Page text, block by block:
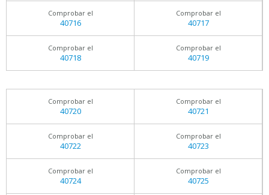
Comprobar el
40716
Comprobar el
40717
Comprobar el
40718
Comprobar el
40719
Comprobar el
40720
Comprobar el
40721
Comprobar el
40722
Comprobar el
40723
Comprobar el
40724
Comprobar el
40725